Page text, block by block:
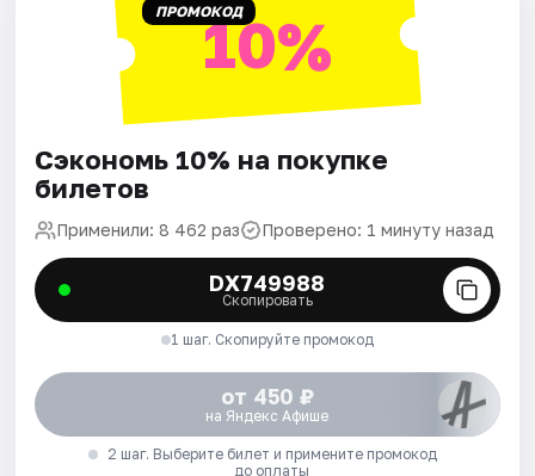
ПРОМОКОД10%
Сэкономь 10% на покупке
билетов
Применили: 8 462 раз Проверено: 1 минуту назад
DX749988
Скопировать
1 шаг. Скопируйте промокод
от 450 ₽
на Яндекс Афише
2 шаг. Выберите билет и примените промокод
до оплаты